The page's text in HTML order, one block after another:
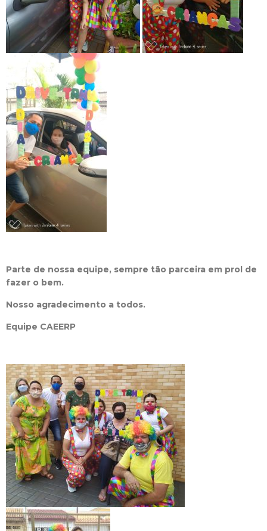
Parte de nossa equipe, sempre tão parceira em prol de
fazer o bem.
Nosso agradecimento a todos.
Equipe CAEERP